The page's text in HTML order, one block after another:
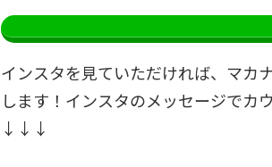
インスタを見ていただければ、マカ
します！インスタのメッセージでカ
↓↓↓